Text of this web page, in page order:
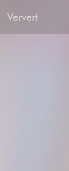
Ververt